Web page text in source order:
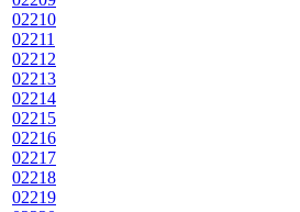
02210
02211
02212
02213
02214
02215
02216
02217
02218
02219